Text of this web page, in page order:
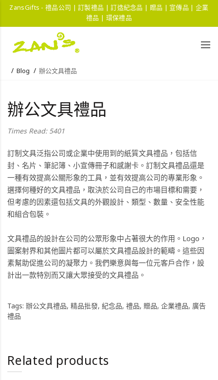
ZansGifts - 禮品公司 | 訂製禮品 | 訂造紀念品 | 贈品 | 宣傳品 | 企業
禮品 | 環保禮品
Blog 辦公文具禮品
辦公文具禮品
Times Read: 5401
訂制文具泛指公司或企業中使用到的紙質文具禮品，包括信
封、名片、筆記簿、小宣傳冊子和感謝卡。訂制文具禮品還是
一種有效提高公關形象的工具，並有效提高公司的專業形象。
選擇何種好的文具禮品，取決於公司自己的市場目標和需要，
但考慮的因素還包括文具的外觀設計、類型、數量、安全性能
和組合包裝。
文具禮品的設計在公司的公眾形象中占著很大的作用。Logo，
圖案射界和其他圖片都可以屬於文具禮品設計的範疇。這些因
素幫助促進公司的凝聚力。我們樂意與每一位元客戶合作，設
計出一款特別而又讓大眾接受的文具禮品。
Tags: 辦公文具禮品, 精品批發, 紀念品, 禮品, 贈品, 企業禮品, 廣告
禮品
Related products